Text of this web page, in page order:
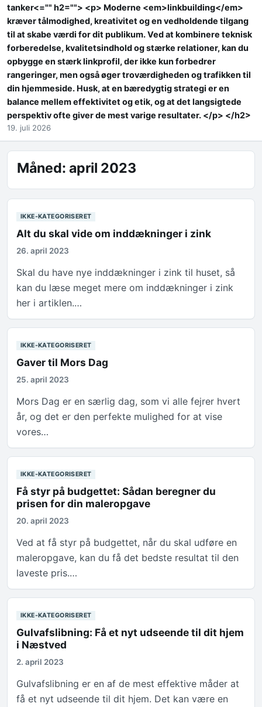
tanker<="" h2=""> <p> Moderne <em>linkbuilding</em>
kræver tålmodighed, kreativitet og en vedholdende tilgang
til at skabe værdi for dit publikum. Ved at kombinere teknisk
forberedelse, kvalitetsindhold og stærke relationer, kan du
opbygge en stærk linkprofil, der ikke kun forbedrer
rangeringer, men også øger troværdigheden og trafikken til
din hjemmeside. Husk, at en bæredygtig strategi er en
balance mellem effektivitet og etik, og at det langsigtede
perspektiv ofte giver de mest varige resultater. </p> </h2>
19. juli 2026
Måned: april 2023
IKKE-KATEGORISERET
Alt du skal vide om inddækninger i zink
26. april 2023
Skal du have nye inddækninger i zink til huset, så
kan du læse meget mere om inddækninger i zink
her i artiklen.…
IKKE-KATEGORISERET
Gaver til Mors Dag
25. april 2023
Mors Dag er en særlig dag, som vi alle fejrer hvert
år, og det er den perfekte mulighed for at vise
vores…
IKKE-KATEGORISERET
Få styr på budgettet: Sådan beregner du
prisen for din maleropgave
20. april 2023
Ved at få styr på budgettet, når du skal udføre en
maleropgave, kan du få det bedste resultat til den
laveste pris.…
IKKE-KATEGORISERET
Gulvafslibning: Få et nyt udseende til dit hjem
i Næstved
2. april 2023
Gulvafslibning er en af de mest effektive måder at
få et nyt udseende til dit hjem. Det kan være en